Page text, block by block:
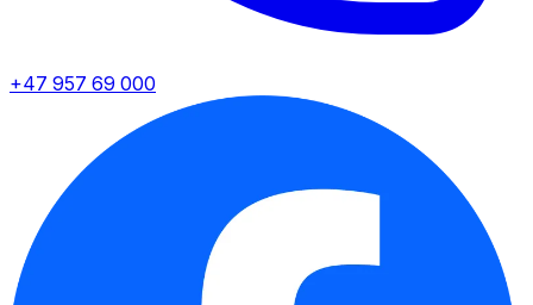
+47 957 69 000